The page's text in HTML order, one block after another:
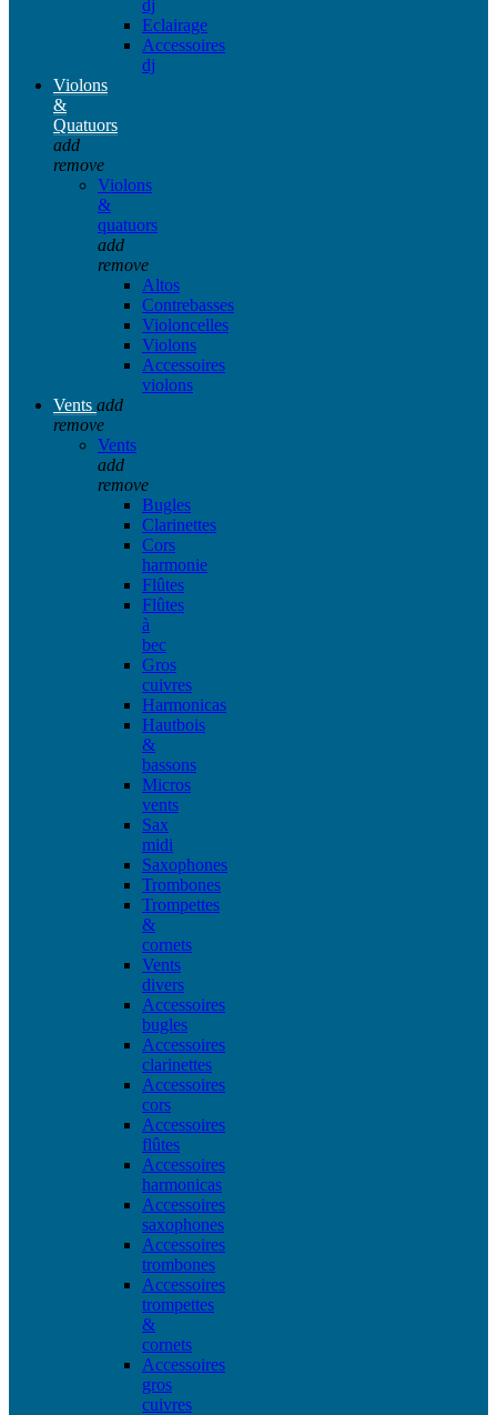
dj
Eclairage
Accessoires
dj
Violons
&
Quatuors
add
remove
Violons
&
quatuors
add
remove
Altos
Contrebasses
Violoncelles
Violons
Accessoires
violons
Vents add
remove
Vents
add
remove
Bugles
Clarinettes
Cors
harmonie
Flûtes
Flûtes
à
bec
Gros
cuivres
Harmonicas
Hautbois
&
bassons
Micros
vents
Sax
midi
Saxophones
Trombones
Trompettes
&
cornets
Vents
divers
Accessoires
bugles
Accessoires
clarinettes
Accessoires
cors
Accessoires
flûtes
Accessoires
harmonicas
Accessoires
saxophones
Accessoires
trombones
Accessoires
trompettes
&
cornets
Accessoires
gros
cuivres